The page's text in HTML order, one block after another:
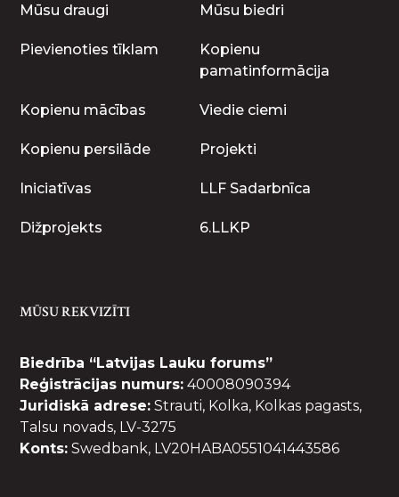
Mūsu draugi Mūsu biedri
Pievienoties tīklam
Kopienu
pamatinformācija
Kopienu mācības Viedie ciemi
Kopienu persilāde Projekti
Iniciatīvas LLF Sadarbnīca
Dižprojekts 6.LLKP
MŪSU REKVIZĪTI
Biedrība “Latvijas Lauku forums”
Reģistrācijas numurs: 40008090394
Juridiskā adrese: Strauti, Kolka, Kolkas pagasts,
Talsu novads, LV-3275
Konts: Swedbank, LV20HABA0551041443586